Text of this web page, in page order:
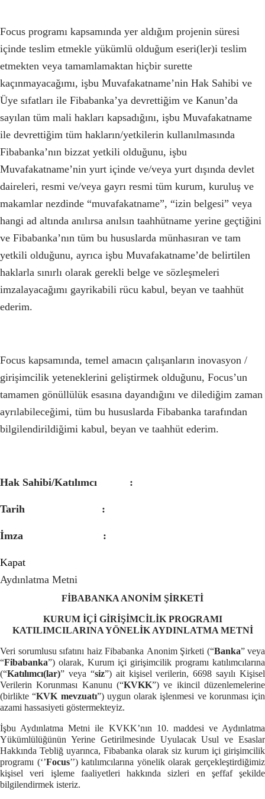
Focus programı kapsamında yer aldığım projenin süresi
içinde teslim etmekle yükümlü olduğum eseri(ler)i teslim
etmekten veya tamamlamaktan hiçbir surette
kaçınmayacağımı, işbu Muvafakatname’nin Hak Sahibi ve
Üye sıfatları ile Fibabanka’ya devrettiğim ve Kanun’da
sayılan tüm mali hakları kapsadığını, işbu Muvafakatname
ile devrettiğim tüm hakların/yetkilerin kullanılmasında
Fibabanka’nın bizzat yetkili olduğunu, işbu
Muvafakatname’nin yurt içinde ve/veya yurt dışında devlet
daireleri, resmi ve/veya gayrı resmi tüm kurum, kuruluş ve
makamlar nezdinde “muvafakatname”, “izin belgesi” veya
hangi ad altında anılırsa anılsın taahhütname yerine geçtiğini
ve Fibabanka’nın tüm bu hususlarda münhasıran ve tam
yetkili olduğunu, ayrıca işbu Muvafakatname’de belirtilen
haklarla sınırlı olarak gerekli belge ve sözleşmeleri
imzalayacağımı gayrikabili rücu kabul, beyan ve taahhüt
ederim.
Focus kapsamında, temel amacın çalışanların inovasyon /
girişimcilik yeteneklerini geliştirmek olduğunu, Focus’un
tamamen gönüllülük esasına dayandığını ve dilediğim zaman
ayrılabileceğimi, tüm bu hususlarda Fibabanka tarafından
bilgilendirildiğimi kabul, beyan ve taahhüt ederim.
Hak Sahibi/Katılımcı :
Tarih :
İmza :
Kapat
Aydınlatma Metni
FİBABANKA ANONİM ŞİRKETİ
KURUM İÇİ GİRİŞİMCİLİK PROGRAMI
KATILIMCILARINAYÖNELİK AYDINLATMA METNİ
Veri sorumlusu sıfatını haiz Fibabanka Anonim Şirketi (“Banka” veya
“Fibabanka”) olarak, Kurum içi girişimcilik programı katılımcılarına
(“Katılımcı(lar)” veya “siz”) ait kişisel verilerin, 6698 sayılı Kişisel
Verilerin Korunması Kanunu (“KVKK”) ve ikincil düzenlemelerine
(birlikte “KVK mevzuatı”) uygun olarak işlenmesi ve korunması için
azami hassasiyeti göstermekteyiz.
İşbu Aydınlatma Metni ile KVKK’nın 10. maddesi ve Aydınlatma
Yükümlülüğünün Yerine Getirilmesinde Uyulacak Usul ve Esaslar
Hakkında Tebliğ uyarınca, Fibabanka olarak siz kurum içi girişimcilik
programı (‘’Focus’’) katılımcılarına yönelik olarak gerçekleştirdiğimiz
kişisel veri işleme faaliyetleri hakkında sizleri en şeffaf şekilde
bilgilendirmek isteriz.